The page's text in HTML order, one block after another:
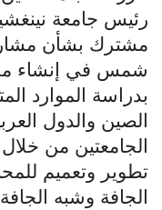
رئيس جامعة
مشترك بشأن
شمس في إنشاء
بدراسة الموارد
الصين والدول
الجامعتين من
تطوير وتعميم
الجافة وشبه